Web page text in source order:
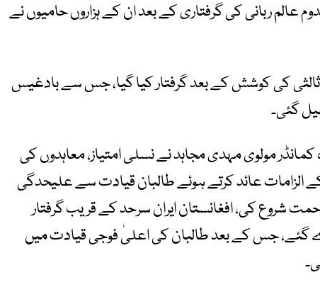
عالم ربانی کی گرفتاری کے بعد ان کے ہزاروں حامیوں نے
کی کوشش کے بعد گرفتار کیا گیا، جس سے بادغیس
گئی۔
مولوی مہدی مجاہد نے نسلی امتیاز، معاہدوں کی
کے الزامات عائد کرتے ہوئے طالبان قیادت سے علیحدگی
شروع کی، افغانستان ایران سرحد کے قریب گرفتار
گئے، جس کے بعد طالبان کی اعلیٰ فوجی قیادت میں